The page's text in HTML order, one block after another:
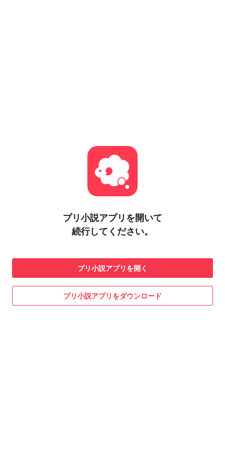
プリ小説アプリを開いて
続行してください。
プリ小説アプリを開く
プリ小説アプリをダウンロード